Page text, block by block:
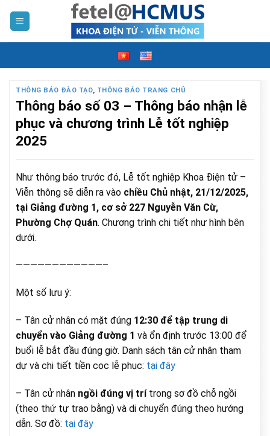
THÔNG BÁO ĐÀO TẠO, THÔNG BÁO TRANG CHỦ
Thông báo số 03 – Thông báo nhận lễ
phục và chương trình Lễ tốt nghiệp
2025
Như thông báo trước đó, Lễ tốt nghiệp Khoa Điện tử –
Viễn thông sẽ diễn ra vào chiều Chủ nhật, 21/12/2025,
tại Giảng đường 1, cơ sở 227 Nguyễn Văn Cừ,
Phường Chợ Quán. Chương trình chi tiết như hình bên
dưới.
————————————–
Một số lưu ý:
– Tân cử nhân có mặt đúng 12:30 để tập trung di
chuyển vào Giảng đường 1 và ổn định trước 13:00 để
buổi lễ bắt đầu đúng giờ. Danh sách tân cử nhân tham
dự và chi tiết tiền cọc lễ phục: tại đây
– Tân cử nhân ngồi đúng vị trítrong sơ đồ chỗ ngồi
(theo thứ tự trao bằng) và di chuyển đúng theo hướng
dẫn. Sơ đồ: tại đây